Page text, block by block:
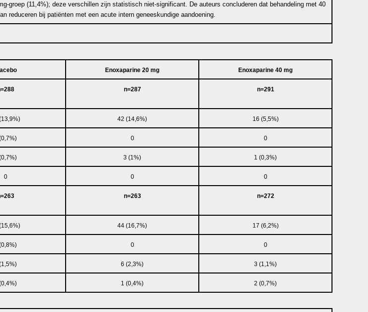
groep (11,4%); deze verschillen zijn statistisch niet-significant. De auteurs concluderen dat behandeling met 40
reduceren bij patiënten met een acute intern geneeskundige aandoening.
Enoxaparine 20 mg Enoxaparine 40 mg
n=287 n=291
42 (14,6%) 16 (5,5%)
0 0
3 (1%) 1 (0,3%)
0 0 0
n=263 n=272
44 (16,7%) 17 (6,2%)
0 0
6 (2,3%) 3 (1,1%)
1 (0,4%) 2 (0,7%)